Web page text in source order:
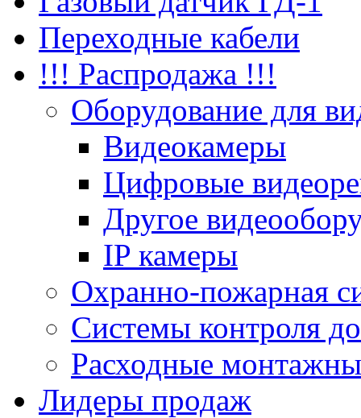
Переходные кабели
!!! Распродажа !!!
Оборудование для
Видеокамеры
Цифровые
Другое
IP камеры
Охранно-пожарная
Системы контроля
Расходные
Лидеры продаж